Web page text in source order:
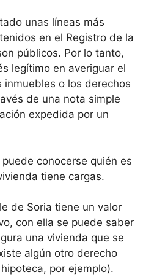
unas líneas más
en el Registro de la
públicos. Por lo tanto,
legítimo en averiguar el
o los derechos
de una nota simple
expedida por un
puede conocerse quién es
tiene cargas.
de Soria tiene un valor
con ella se puede saber
una vivienda que se
algún otro derecho
por ejemplo).